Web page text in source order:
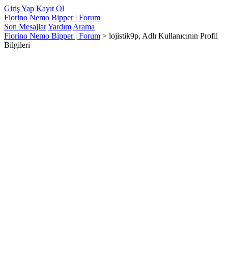
Giriş Yap Kayıt Ol
Fiorino Nemo Bipper | Forum
Son MesajlarYardım Arama
Fiorino Nemo Bipper | Forum > lojistik9p, Adlı Kullanıcının Profil
Bilgileri